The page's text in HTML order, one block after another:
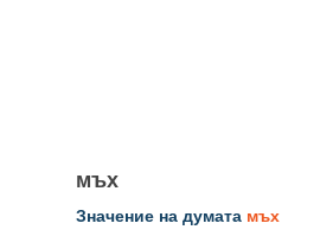
мъх
Значение на думата мъх